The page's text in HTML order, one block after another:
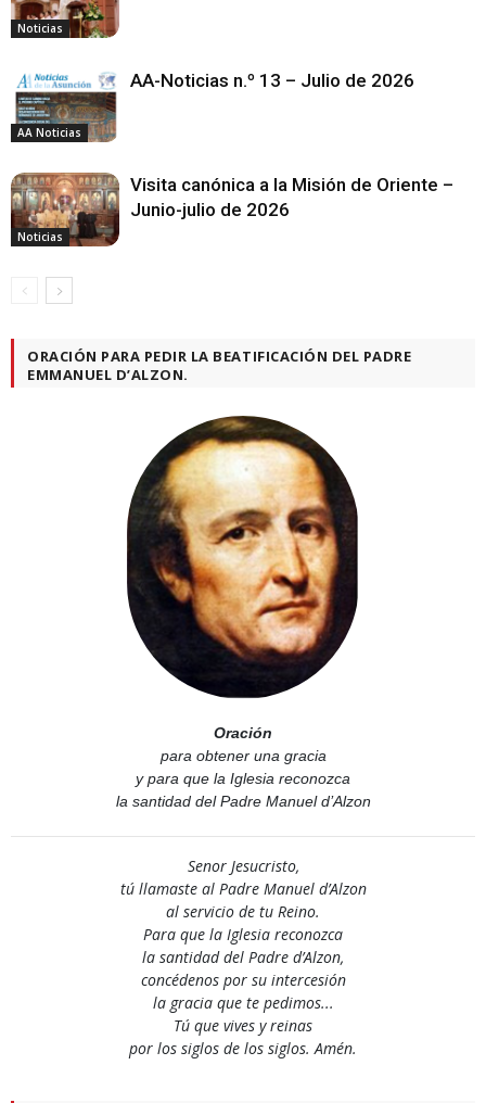
Noticias
AA Noticias
AA-Noticias n.º 13 – Julio de 2026
Noticias
Visita canónica a la Misión de Oriente –
Junio-julio de 2026
ORACIÓN PARA PEDIR LA BEATIFICACIÓN DEL PADRE
EMMANUEL D’ALZON.
Oración
para obtener una gracia
y para que la Iglesia reconozca
la santidad del Padre Manuel d’Alzon
Senor Jesucristo,
tú llamaste al Padre Manuel d’Alzon
al servicio de tu Reino.
Para que la Iglesia reconozca
la santidad del Padre d’Alzon,
concédenos por su intercesión
la gracia que te pedimos...
Tú que vives y reinas
por los siglos de los siglos. Amén.